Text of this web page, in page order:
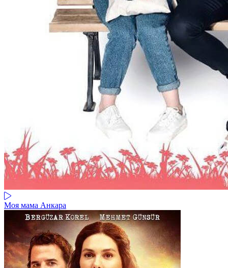
Моя мама Анкара